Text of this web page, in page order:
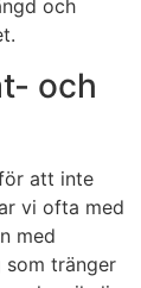
och
och
att inte
vi ofta med
med
tränger